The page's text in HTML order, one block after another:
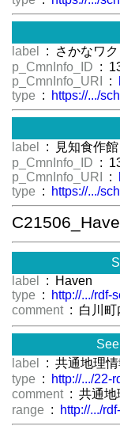
label
: さかなワク
p_CmnInfo_ID :
p_CmnInfo_URI
:
type : https://.../
label
: 見知食作館
p_CmnInfo_ID :
p_CmnInfo_URI
:
type : https://.../
label
: Haven
type :
http://.../rdf-
comment : 白川町
label
: 共通地理
type :
http://.../22-
comment : 共通地
range : http://.../